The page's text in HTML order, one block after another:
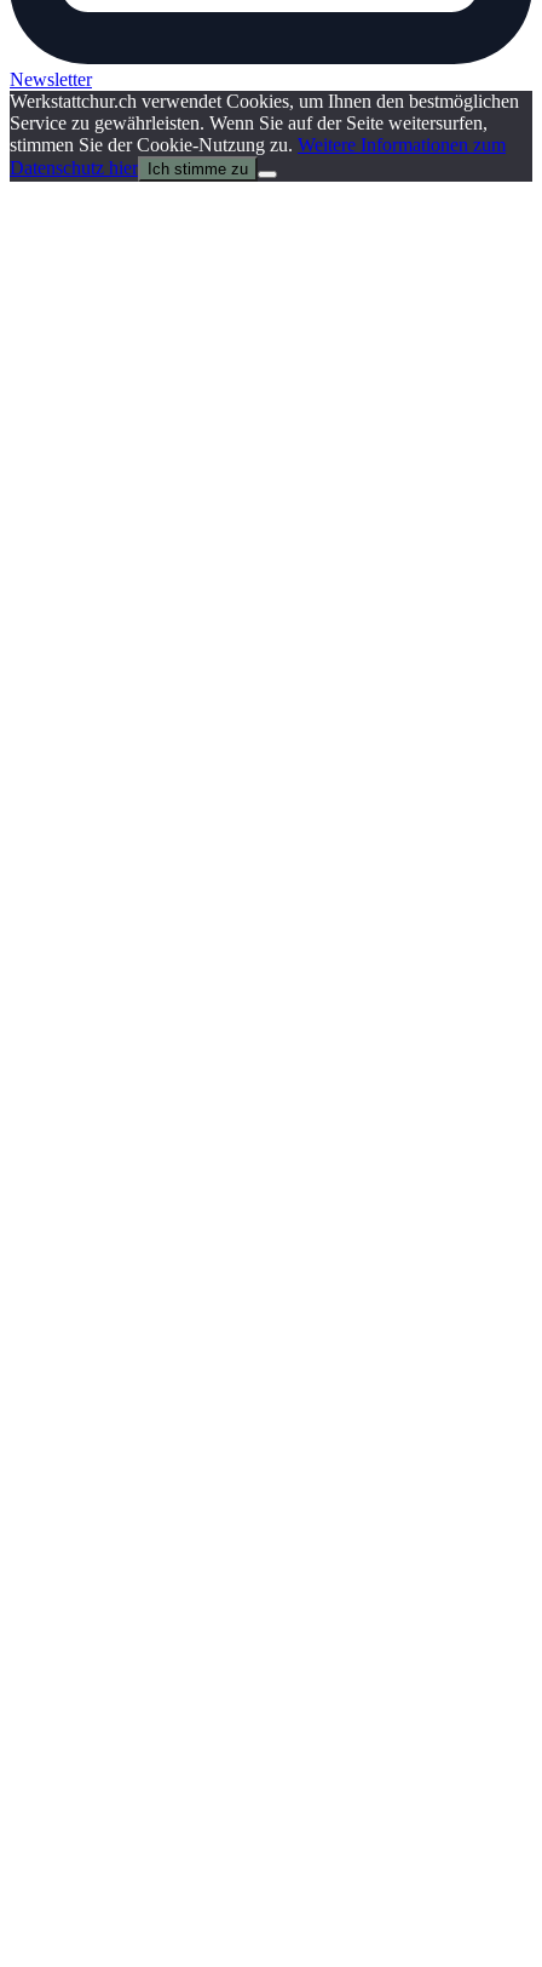
Newsletter
Werkstattchur.ch verwendet Cookies, um Ihnen den bestmöglichen
Service zu gewährleisten. Wenn Sie auf der Seite weitersurfen,
stimmen Sie der Cookie-Nutzung zu. Weitere Informationen zum
Datenschutz hier
Ich stimme zu